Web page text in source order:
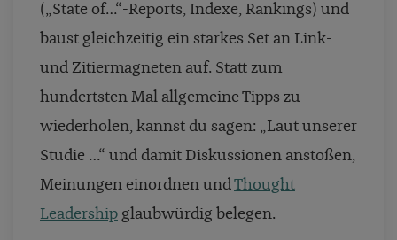
(„State of…“-Reports, Indexe, Rankings) und
baust gleichzeitig ein starkes Set an Link-
und Zitiermagneten auf. Statt zum
hundertsten Mal allgemeine Tipps zu
wiederholen, kannst du sagen: „Laut unserer
Studie …“ und damit Diskussionen anstoßen,
Meinungen einordnen undThought
Leadership glaubwürdig belegen.